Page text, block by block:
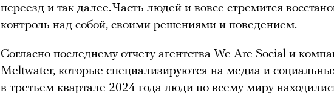
переезд и так далее. Часть людей и вовсе стремится
контроль над собой, своими решениями и поведением.
Согласно последнемуотчету агентства We Are Social и
Meltwater, которые специализируются на медиа и
в третьем квартале 2024 года люди по всему миру